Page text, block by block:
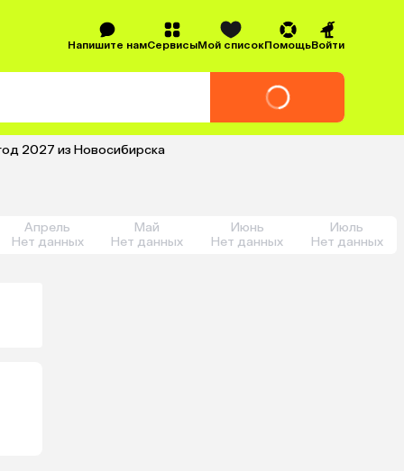
Напишите намСервисыМой списокПомощьВойти
2027 из Новосибирска
Апрель
Нет данных
Май
Нет данных
Июнь
Нет данных
Июль
Нет данных